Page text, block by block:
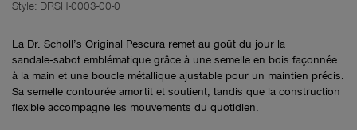
Style: DRSH-0003-00-0
La Dr. Scholl’s Original Pescura remet au goût du jour la
sandale‑sabot emblématique grâce à une semelle en bois façonnée
à la main et une boucle métallique ajustable pour un maintien précis.
Sa semelle contourée amortit et soutient, tandis que la construction
flexible accompagne les mouvements du quotidien.